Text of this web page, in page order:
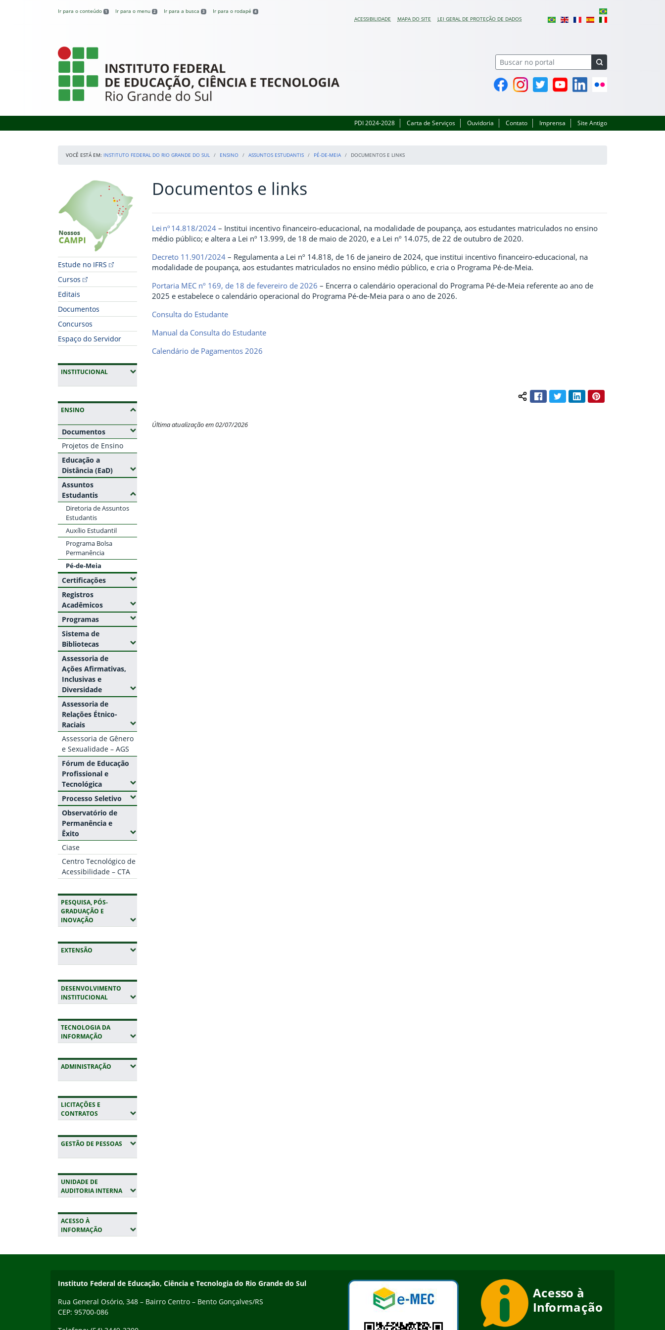
Ir para o conteúdo 1 Ir para o menu 2 Ir para a busca 3 Ir para o rodapé 4
ACESSIBILIDADE MAPA DO SITE LEI GERAL DE PROTEÇÃO DE DADOS
Instituto Federal do Rio Grande do Sul
FacebookInstagramTwitter YouTubeLinkedin
PDI 2024-2028 Carta de Serviços Ouvidoria Contato Imprensa Site Antigo
VOCÊ ESTÁ EM: INSTITUTO FEDERAL DO RIO GRANDE DO SUL ENSINO ASSUNTOS ESTUDANTIS PÉ-DE-MEIA DOCUMENTOS E LINKS
Início da navegação
Nossos Campi
Estude no IFRS
Cursos
Editais
Documentos
Concursos
Espaço do Servidor
INSTITUCIONAL(EXPANDIR SUBMENUS)
ENSINO (OCULTAR SUBMENUS)
Documentos(Expandir submenus)
Projetos de Ensino
Educação a
Distância (EaD)(Expandir submenus)
Assuntos
Estudantis(Ocultar submenus)
Diretoria de Assuntos
Estudantis
Auxílio Estudantil
Programa Bolsa
Permanência
Pé-de-Meia
Certificações(Expandir submenus)
Registros
Acadêmicos(Expandir submenus)
Programas(Expandir submenus)
Sistema de
Bibliotecas(Expandir submenus)
Assessoria de
Ações Afirmativas,
Inclusivas e
Diversidade(Expandir submenus)
Assessoria de
Relações Étnico-
Raciais(Expandir submenus)
Assessoria de Gênero
e Sexualidade – AGS
Fórum de Educação
Profissional e
Tecnológica(Expandir submenus)
Processo Seletivo (Expandir submenus)
Observatório de
Permanência e
Êxito (Expandir submenus)
Ciase
Centro Tecnológico de
Acessibilidade – CTA
PESQUISA, PÓS-
GRADUAÇÃO E
INOVAÇÃO (EXPANDIR SUBMENUS)
EXTENSÃO (EXPANDIR SUBMENUS)
DESENVOLVIMENTO
INSTITUCIONAL(EXPANDIR SUBMENUS)
TECNOLOGIA DA
INFORMAÇÃO (EXPANDIR SUBMENUS)
ADMINISTRAÇÃO (EXPANDIR SUBMENUS)
LICITAÇÕES E
CONTRATOS (EXPANDIR SUBMENUS)
GESTÃO DE PESSOAS (EXPANDIR SUBMENUS)
UNIDADE DE
AUDITORIA INTERNA(EXPANDIR SUBMENUS)
ACESSO À
INFORMAÇÃO (EXPANDIR SUBMENUS)
Início do conteúdo
Documentos e links
Lei nº 14.818/2024 – Institui incentivo financeiro-educacional, na modalidade de poupança, aos estudantes matriculados no ensino
médio público; e altera a Lei nº 13.999, de 18 de maio de 2020, e a Lei nº 14.075, de 22 de outubro de 2020.
Decreto 11.901/2024 – Regulamenta a Lei nº 14.818, de 16 de janeiro de 2024, que institui incentivo financeiro-educacional, na
modalidade de poupança, aos estudantes matriculados no ensino médio público, e cria o Programa Pé-de-Meia.
Portaria MEC nº 169, de 18 de fevereiro de 2026 – Encerra o calendário operacional do Programa Pé-de-Meia referente ao ano de
2025 e estabelece o calendário operacional do Programa Pé-de-Meia para o ano de 2026.
Consulta do Estudante
Manual da Consulta do Estudante
Calendário de Pagamentos 2026
Compartilhar conteúdo:
FacebookTwitterLinkedInPinterest
Última atualização em 02/07/2026
Contato
Instituto Federal de Educação, Ciência e Tecnologia do Rio Grande do Sul
Rua General Osório, 348 – Bairro Centro – Bento Gonçalves/RS
CEP: 95700-086